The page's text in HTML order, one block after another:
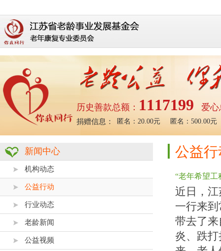
历史善款总额： 1117199 爱心
捐赠信息：
：100000.00元 系统：100.00元 匿名：20.00元 匿名：500.00元
新闻中心
机构动态
公益行动
行业动态
老龄新闻
公益视频
公益行
“老年希望工
近日，
一行来
带去了
炎、跌